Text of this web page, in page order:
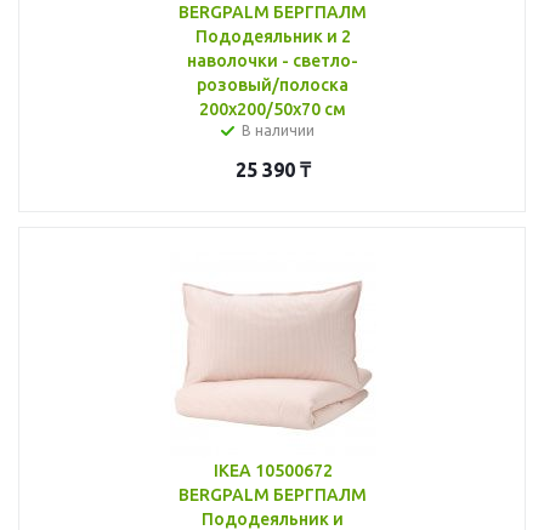
BERGPALM БЕРГПАЛМ
Пододеяльник и 2
наволочки - светло-
розовый/полоска
200x200/50x70 см
В наличии
25 390₸
IKEA 10500672
BERGPALM БЕРГПАЛМ
Пододеяльник и